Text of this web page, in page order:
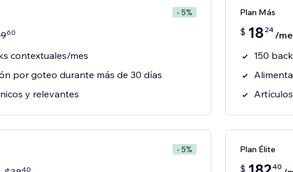
- 5%
960
contextuales/mes
por goteo durante más de 30 días
y relevantes
Plan Más
$ 18 24 /
150
- 5%
40
Plan Élite
$ 40